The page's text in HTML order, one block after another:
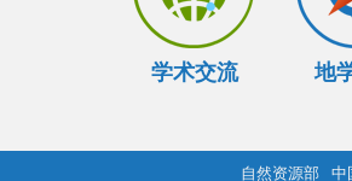
学术交流 地
自然资源部 中